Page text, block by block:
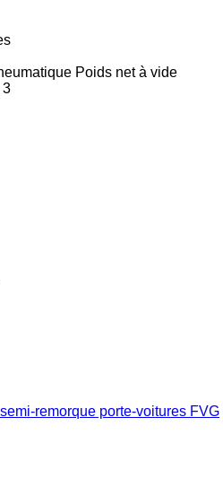
Poids net à vide
3
semi-remorque porte-voitures FVG